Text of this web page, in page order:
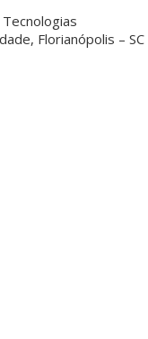
Florianópolis – SC